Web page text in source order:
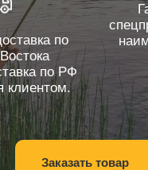
по
по РФ
клиентом.
Заказать товар